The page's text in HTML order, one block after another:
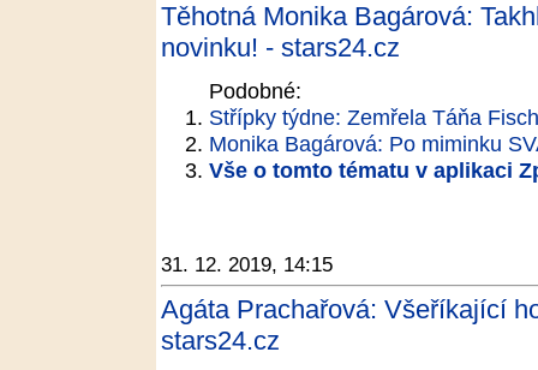
Těhotná Monika Bagárová:
novinku! - stars24.cz
Podobné:
Střípky týdne: Zemřela Táňa
Monika Bagárová: Po miminku
Vše o tomto tématu v aplikaci
31. 12. 2019, 14:15
Agáta Prachařová: Všeříkající
stars24.cz